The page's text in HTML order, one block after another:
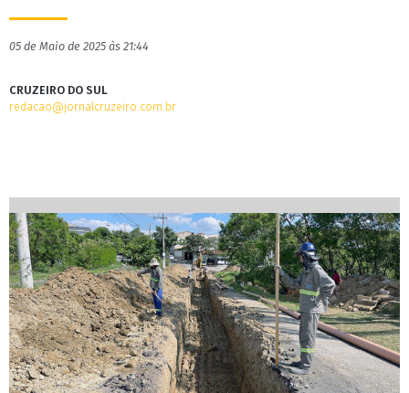
05 de Maio de 2025 às 21:44
CRUZEIRO DO SUL
redacao@jornalcruzeiro.com.br